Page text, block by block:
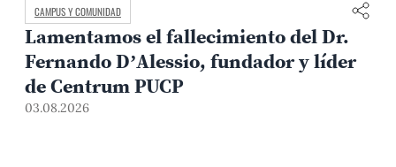
CAMPUS Y COMUNIDAD
Lamentamos el fallecimiento del Dr.
Fernando D’Alessio, fundador y líder
de Centrum PUCP
03.08.2026